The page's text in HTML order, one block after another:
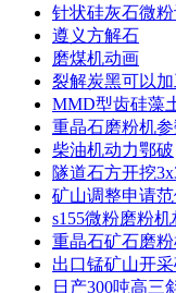
针状硅灰石微
遵义方解石
磨煤机动画
裂解炭黑可以
MMD型齿硅藻
重晶石磨粉机
柴油机动力鄂破
隧道石方开挖
矿山调整申请范
s155微粉磨粉机
重晶石矿石磨粉
出口锰矿山开
日产300吨高三